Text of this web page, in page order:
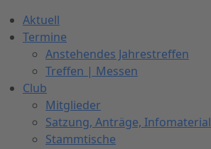
Aktuell
Termine
Anstehendes Jahrestreffen
Treffen | Messen
Club
Mitglieder
Satzung, Anträge, Infomaterial
Stammtische